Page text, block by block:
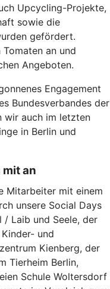
Upcycling-Projekte,
sowie die
gefördert.
an und
Angeboten.
Engagement
Bundesverbandes der
wir auch im letzten
in Berlin und
an
Mitarbeiter mit einem
unsere Social Days
/ Laib und Seele, der
und
Kienberg, der
Tierheim Berlin,
Schule Woltersdorf